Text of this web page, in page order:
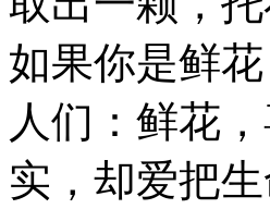
如果你是鲜
人们：鲜花
实，却爱把